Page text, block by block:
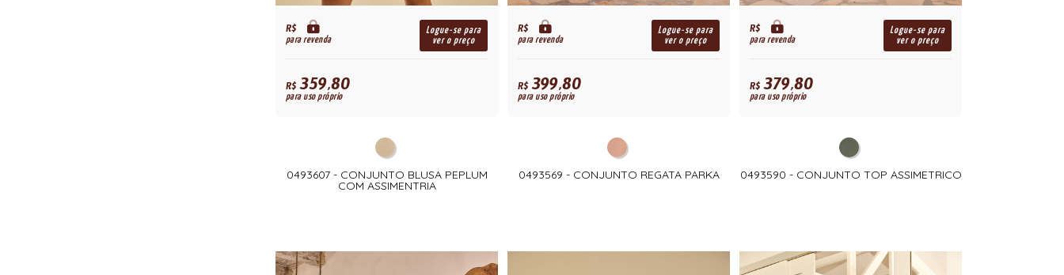
R$
para revenda
Logue-se para
ver o preço
R$359,80
para uso próprio
0493607 - CONJUNTO BLUSA PEPLUM
COM ASSIMENTRIA
R$
para revenda
Logue-se para
ver o preço
R$399,80
para uso próprio
0493569 - CONJUNTO REGATA PARKA
R$
para revenda
Logue-se para
ver o preço
R$379,80
para uso próprio
0493590 - CONJUNTO TOP ASSIMETRICO